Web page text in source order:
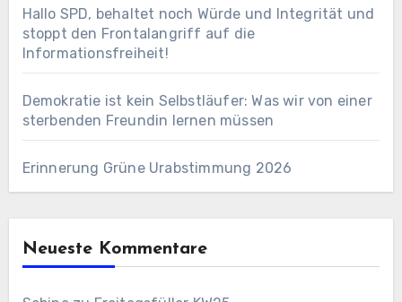
Hallo SPD, behaltet noch Würde und Integrität und
stoppt den Frontalangriff auf die
Informationsfreiheit!
Demokratie ist kein Selbstläufer: Was wir von einer
sterbenden Freundin lernen müssen
Erinnerung Grüne Urabstimmung 2026
Neueste Kommentare